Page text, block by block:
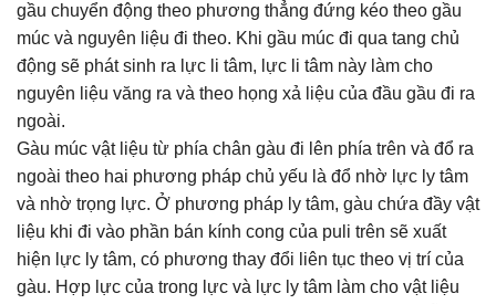
gầu chuyển động theo phương thẳng đứng kéo theo gầu
múc và nguyên liệu đi theo. Khi gầu múc đi qua tang chủ
động sẽ phát sinh ra lực li tâm, lực li tâm này làm cho
nguyên liệu văng ra và theo họng xả liệu của đầu gầu đi ra
ngoài.
Gàu múc vật liệu từ phía chân gàu đi lên phía trên và đổ ra
ngoài theo hai phương pháp chủ yếu là đổ nhờ lực ly tâm
và nhờ trọng lực. Ở phương pháp ly tâm, gàu chứa đầy vật
liệu khi đi vào phần bán kính cong của puli trên sẽ xuất
hiện lực ly tâm, có phương thay đổi liên tục theo vị trí của
gàu. Hợp lực của trong lực và lực ly tâm làm cho vật liệu